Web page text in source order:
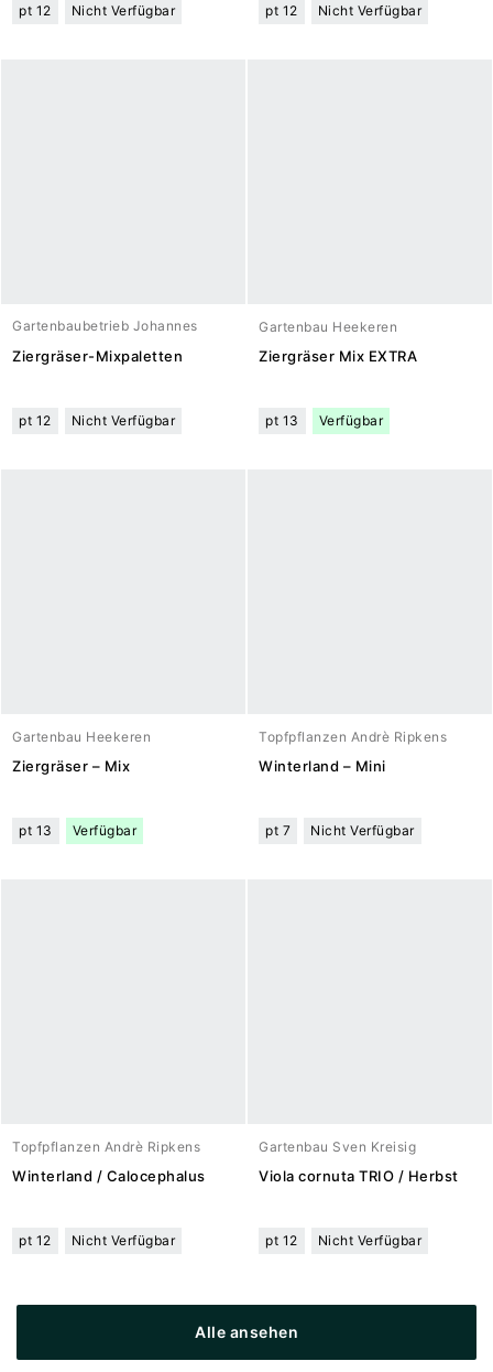
pt 12 Nicht Verfügbar pt 12 Nicht Verfügbar
Gartenbaubetrieb Johannes
Meuwesen
Ziergräser-Mixpaletten
pt 12 Nicht Verfügbar
Gartenbau Heekeren
Ziergräser Mix EXTRA
pt 13 Verfügbar
Gartenbau Heekeren
Ziergräser – Mix
pt 13 Verfügbar
Topfpflanzen Andrè Ripkens
Winterland – Mini
pt 7 Nicht Verfügbar
Topfpflanzen Andrè Ripkens
Winterland / Calocephalus
pt 12 Nicht Verfügbar
Gartenbau Sven Kreisig
Viola cornuta TRIO / Herbst
pt 12 Nicht Verfügbar
Alle ansehen